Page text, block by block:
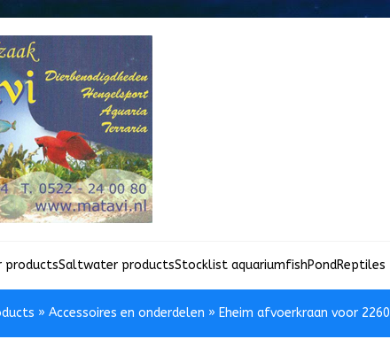
productsSaltwater productsStocklist aquariumfishPondReptiles
» Accessoires en onderdelen » Eheim afvoerkraan voor 2260